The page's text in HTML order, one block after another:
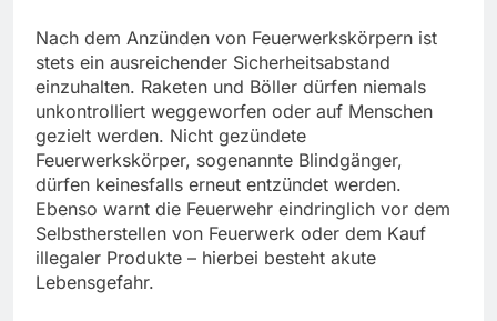
Nach dem Anzünden von Feuerwerkskörpern ist
stets ein ausreichender Sicherheitsabstand
einzuhalten. Raketen und Böller dürfen niemals
unkontrolliert weggeworfen oder auf Menschen
gezielt werden. Nicht gezündete
Feuerwerkskörper, sogenannte Blindgänger,
dürfen keinesfalls erneut entzündet werden.
Ebenso warnt die Feuerwehr eindringlich vor dem
Selbstherstellen von Feuerwerk oder dem Kauf
illegaler Produkte – hierbei besteht akute
Lebensgefahr.